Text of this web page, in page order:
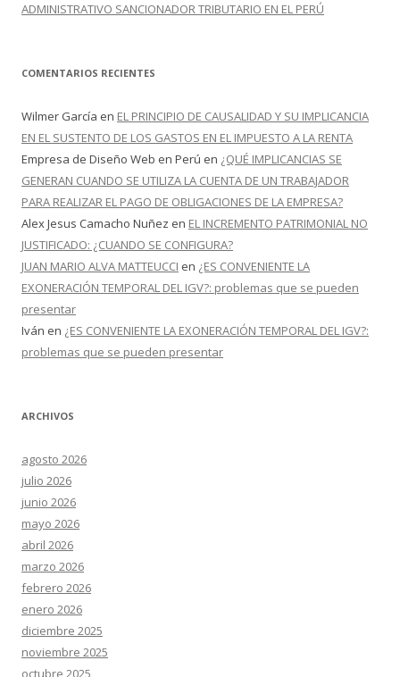
ADMINISTRATIVO SANCIONADOR TRIBUTARIO EN EL PERÚ
COMENTARIOS RECIENTES
Wilmer García en EL PRINCIPIO DE CAUSALIDAD Y SU IMPLICANCIA
EN EL SUSTENTO DE LOS GASTOS EN EL IMPUESTO A LA RENTA
Empresa de Diseño Web en Perú en ¿QUÉ IMPLICANCIAS SE
GENERAN CUANDO SE UTILIZA LA CUENTA DE UN TRABAJADOR
PARA REALIZAR EL PAGO DE OBLIGACIONES DE LA EMPRESA?
Alex Jesus Camacho Nuñez en EL INCREMENTO PATRIMONIAL NO
JUSTIFICADO: ¿CUANDO SE CONFIGURA?
JUAN MARIO ALVA MATTEUCCI en ¿ES CONVENIENTE LA
EXONERACIÓN TEMPORAL DEL IGV?: problemas que se pueden
presentar
Iván en ¿ES CONVENIENTE LA EXONERACIÓN TEMPORAL DEL IGV?:
problemas que se pueden presentar
ARCHIVOS
agosto 2026
julio 2026
junio 2026
mayo 2026
abril 2026
marzo 2026
febrero 2026
enero 2026
diciembre 2025
noviembre 2025
octubre 2025